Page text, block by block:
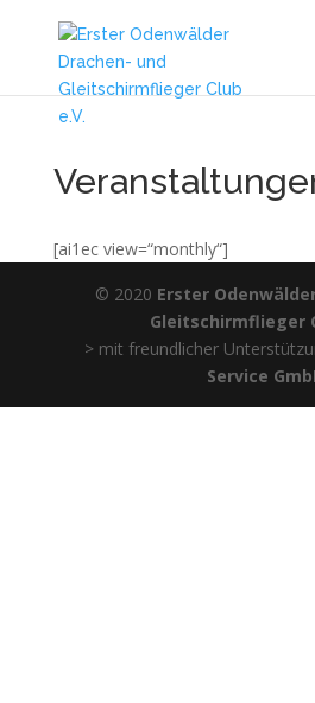
[ai1ec view=“monthly“]
© 2020 Erster
Gleitschirmflieger
> mit freundlicher
Service